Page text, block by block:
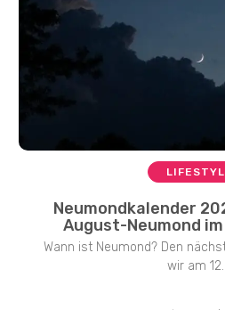
Neumondkalender
August-Neumond
Wann ist Neumond? Den
wir am